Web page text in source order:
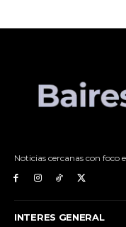
Noticias cercanas con foco
INTERES GENERAL